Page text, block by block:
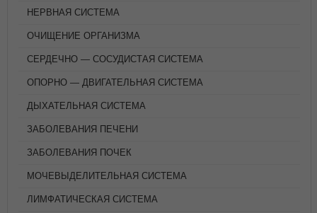
НЕРВНАЯ СИСТЕМА
ОЧИЩЕНИЕ ОРГАНИЗМА
СЕРДЕЧНО — СОСУДИСТАЯ СИСТЕМА
ОПОРНО — ДВИГАТЕЛЬНАЯ СИСТЕМА
ДЫХАТЕЛЬНАЯ СИСТЕМА
ЗАБОЛЕВАНИЯ ПЕЧЕНИ
ЗАБОЛЕВАНИЯ ПОЧЕК
МОЧЕВЫДЕЛИТЕЛЬНАЯ СИСТЕМА
ЛИМФАТИЧЕСКАЯ СИСТЕМА